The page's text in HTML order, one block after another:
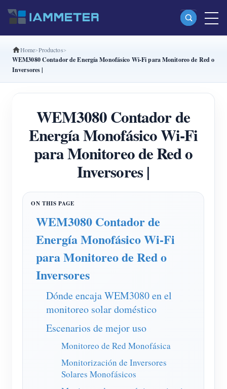
Productos
Medidor Wi-Fi bifásico (WEM2067)
Medidor Wi-Fi trifásico (WEM3080T)
Medidor Wi-Fi trifásico (WEM3046T)
Medidor Wi-Fi trifásico (WEM3050T)
Controlador de potencia WiFi
IAMMETER Cloud Pro
Aplicaciones
Monitor de energía para sistemas FV
Monitor de consumo eléctrico
Sistema de control para calentador FV
Tienda
Recursos
Inicio rápido
Comunidad
Home Productos
WEM3080 Contador de Energía Monofásico Wi-Fi para Monitoreo de Red o
Inversores |
WEM3080 Contador de
Energía Monofásico Wi-Fi
para Monitoreo de Red o
Inversores |
WEM3080 Contador de
Energía Monofásico Wi-Fi
para Monitoreo de Red o
Inversores
Dónde encaja WEM3080 en el
monitoreo solar doméstico
Escenarios de mejor uso
Monitoreo de Red Monofásica
Monitorización de Inversores
Solares Monofásicos